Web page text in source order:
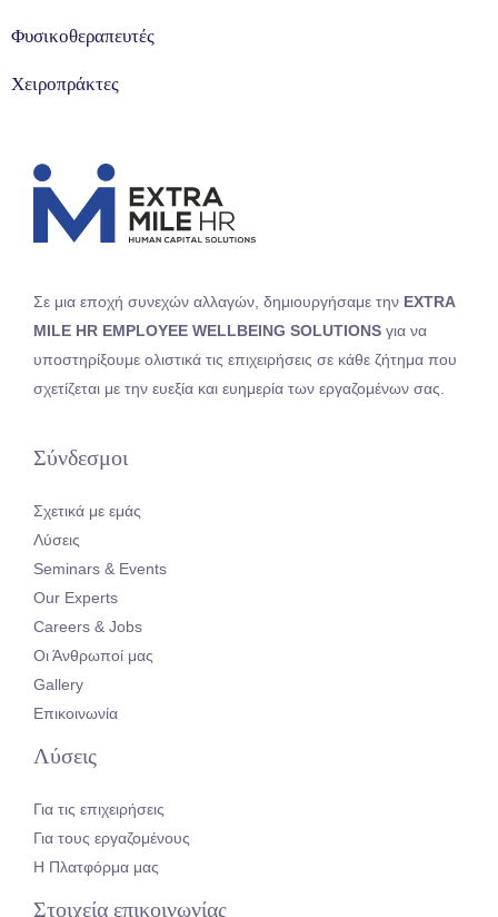
Φυσικοθεραπευτές
Χειροπράκτες
Σε μια εποχή συνεχών αλλαγών, δημιουργήσαμε την EXTRA
MILE HR EMPLOYEE WELLBEING SOLUTIONS για να
υποστηρίξουμε ολιστικά τις επιχειρήσεις σε κάθε ζήτημα που
σχετίζεται με την ευεξία και ευημερία των εργαζομένων σας.
Σύνδεσμοι
Σχετικά με εμάς
Λύσεις
Seminars & Events
Our Experts
Careers & Jobs
Οι Άνθρωποί μας
Gallery
Επικοινωνία
Λύσεις
Για τις επιχειρήσεις
Για τους εργαζομένους
Η Πλατφόρμα μας
Στοιχεία επικοινωνίας